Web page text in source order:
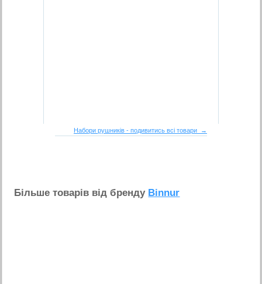
Набори рушників - подивитись всі товари →
Бiльше товарiв вiд бренду Binnur